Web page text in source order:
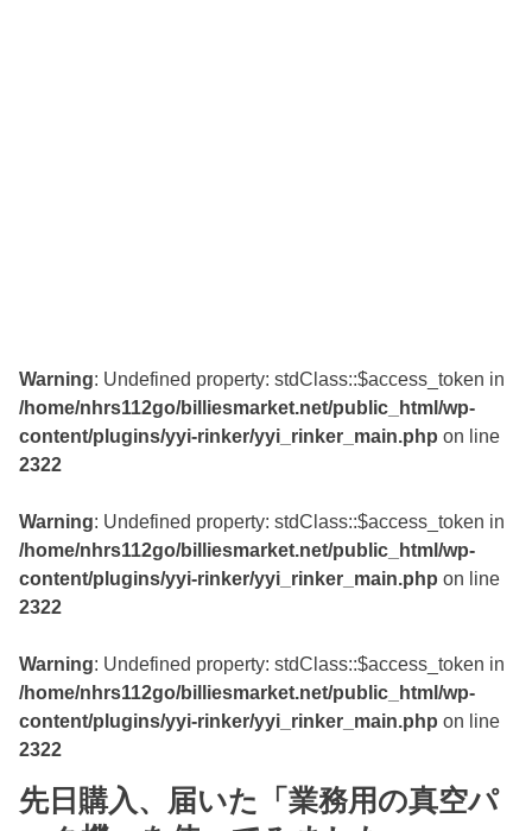
Warning: Undefined property: stdClass::$access_token in
/home/nhrs112go/billiesmarket.net/public_html/wp-
content/plugins/yyi-rinker/yyi_rinker_main.php on line
2322
Warning: Undefined property: stdClass::$access_token in
/home/nhrs112go/billiesmarket.net/public_html/wp-
content/plugins/yyi-rinker/yyi_rinker_main.php on line
2322
Warning: Undefined property: stdClass::$access_token in
/home/nhrs112go/billiesmarket.net/public_html/wp-
content/plugins/yyi-rinker/yyi_rinker_main.php on line
2322
先日購入、届いた「業務用の真空パ